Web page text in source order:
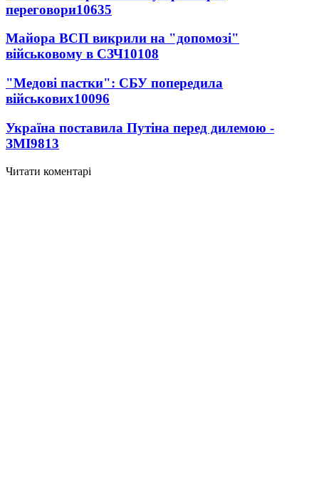
переговори10635
Майора ВСП викрили на "допомозі"
військовому в СЗЧ10108
"Медові пастки": СБУ попередила
військових10096
Україна поставила Путіна перед дилемою -
ЗМІ9813
Читати коментарі